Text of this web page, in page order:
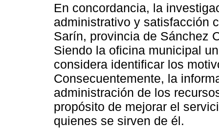
En concordancia, la
administrativo y satisfacción
Sarín, provincia de Sánchez
Siendo la oficina municipal
considera identificar los
Consecuentemente, la
administración de los
propósito de mejorar el
quienes se sirven de él.